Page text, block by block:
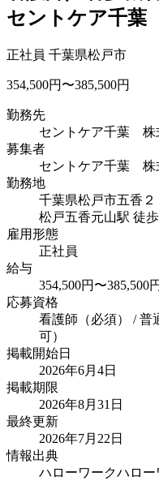
セントケア千
正社員 千葉県松戸市
354,500円〜385,500円
勤務先
セントケア千葉 株
募集者
セントケア千葉 株
勤務地
千葉県松戸市五香
松戸五香元山駅 徒
雇用形態
正社員
給与
354,500円〜385,500円
応募資格
看護師（必須） / 普
可）
掲載開始日
2026年6月4日
掲載期限
2026年8月31日
最終更新
2026年7月22日
情報出典
ハローワークハロー